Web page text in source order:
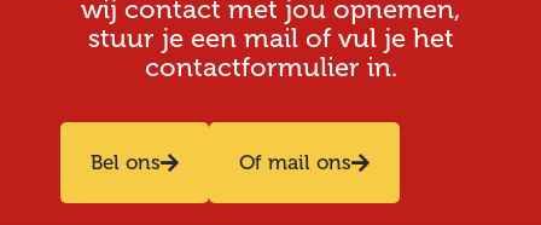
wij contact met jou opnemen,
stuur je een mail of vul je het
contactformulier in.
Bel ons Of mail ons